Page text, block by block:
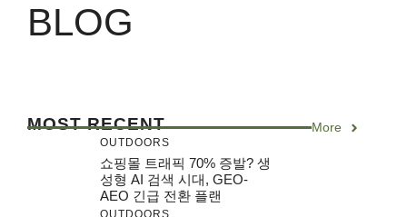
BLOG
MOST RECENT More
OUTDOORS
쇼핑몰 트래픽 70% 증발? 생
성형 AI 검색 시대, GEO-
AEO 긴급 전환 플랜
OUTDOORS